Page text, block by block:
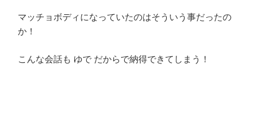
マッチョボディになっていたのはそういう事だったの
か！
こんな会話も ゆで だからで納得できてしまう！